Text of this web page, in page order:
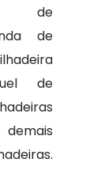
de
de
de